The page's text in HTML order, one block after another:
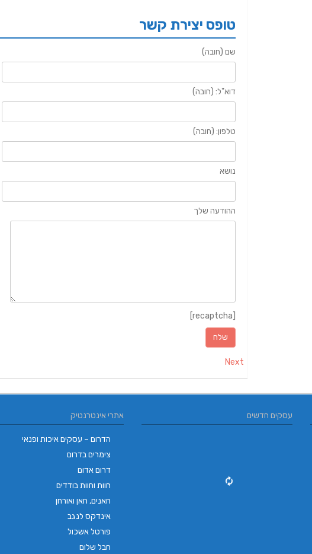
טופס יצירת קשר
שם (חובה)
דוא"ל: (חובה)
טלפון: (חובה)
נושא
ההודעה שלך
Next
אתרי אינטרנטיק
הדרום – עסקים איכות ופנאי
צימרים בדרום
דרום אדום
חוות וחוות בודדים
חאנים, חאן ואורחן
אינדקס לנגב
פורטל אשכול
חבל שלום
עסקים חדשים